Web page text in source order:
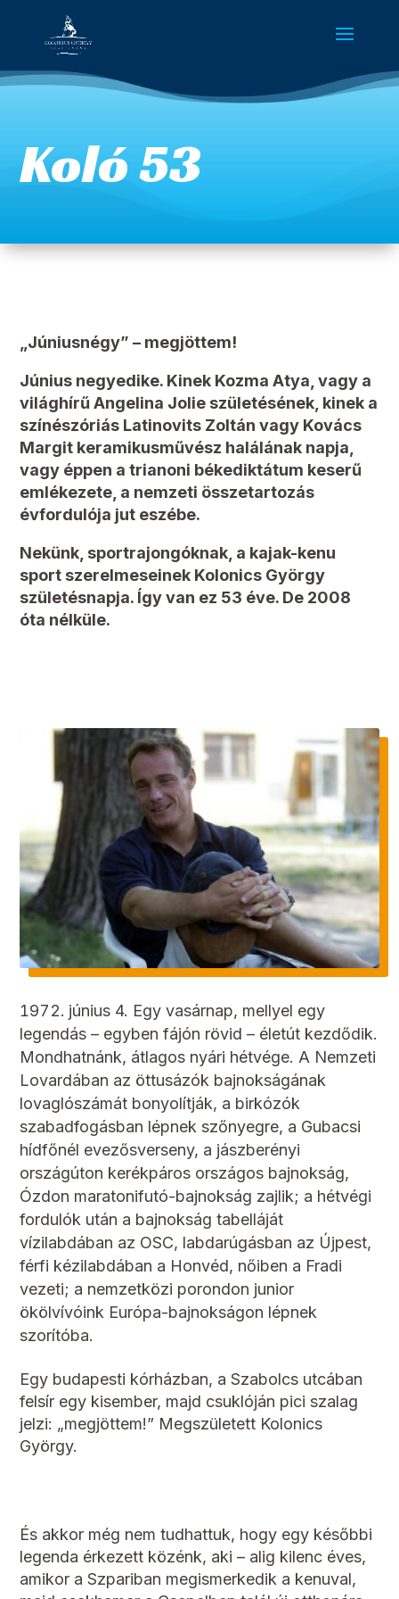
Koló 53
„Júniusnégy” – megjöttem!
Június negyedike. Kinek Kozma Atya, vagy a
világhírű Angelina Jolie születésének, kinek a
színészóriás Latinovits Zoltán vagy Kovács
Margit keramikusművész halálának napja,
vagy éppen a trianoni békediktátum keserű
emlékezete, a nemzeti összetartozás
évfordulója jut eszébe.
Nekünk, sportrajongóknak, a kajak-kenu
sport szerelmeseinek Kolonics György
születésnapja. Így van ez 53 éve. De 2008
óta nélküle.
június 4. Egy vasárnap, mellyel egy
legendás – egyben fájón rövid – életút kezdődik.
Mondhatnánk, átlagos nyári hétvége. A Nemzeti
Lovardában az öttusázók bajnokságának
lovaglószámát bonyolítják, a birkózók
szabadfogásban lépnek szőnyegre, a Gubacsi
hídfőnél evezősverseny, a jászberényi
országúton kerékpáros országos bajnokság,
Ózdon maratonifutó-bajnokság zajlik; a hétvégi
fordulók után a bajnokság tabelláját
vízilabdában az OSC, labdarúgásban az Újpest,
férfi kézilabdában a Honvéd, nőiben a Fradi
vezeti; a nemzetközi porondon junior
ökölvívóink Európa-bajnokságon lépnek
szorítóba.
Egy budapesti kórházban, a Szabolcs utcában
felsír egy kisember, majd csuklóján pici szalag
jelzi: „megjöttem!” Megszületett Kolonics
György.
És akkor még nem tudhattuk, hogy egy későbbi
legenda érkezett közénk, aki – alig kilenc éves,
amikor a Szpariban megismerkedik a kenuval,